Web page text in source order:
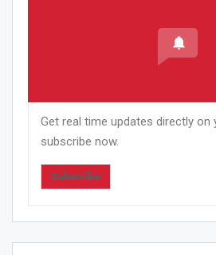
Get real time updates directly on
subscribe now.
Subscribe